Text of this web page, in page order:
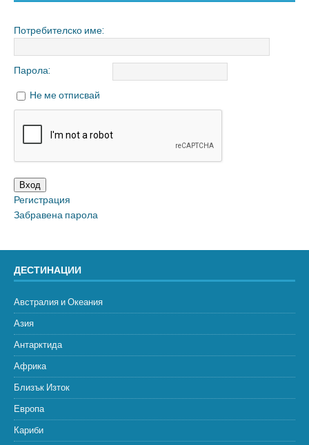
Потребителско име:
Парола:
Не ме отписвай
Вход
Регистрация
Забравена парола
ДЕСТИНАЦИИ
Австралия и Океания
Азия
Антарктида
Африка
Близък Изток
Европа
Кариби